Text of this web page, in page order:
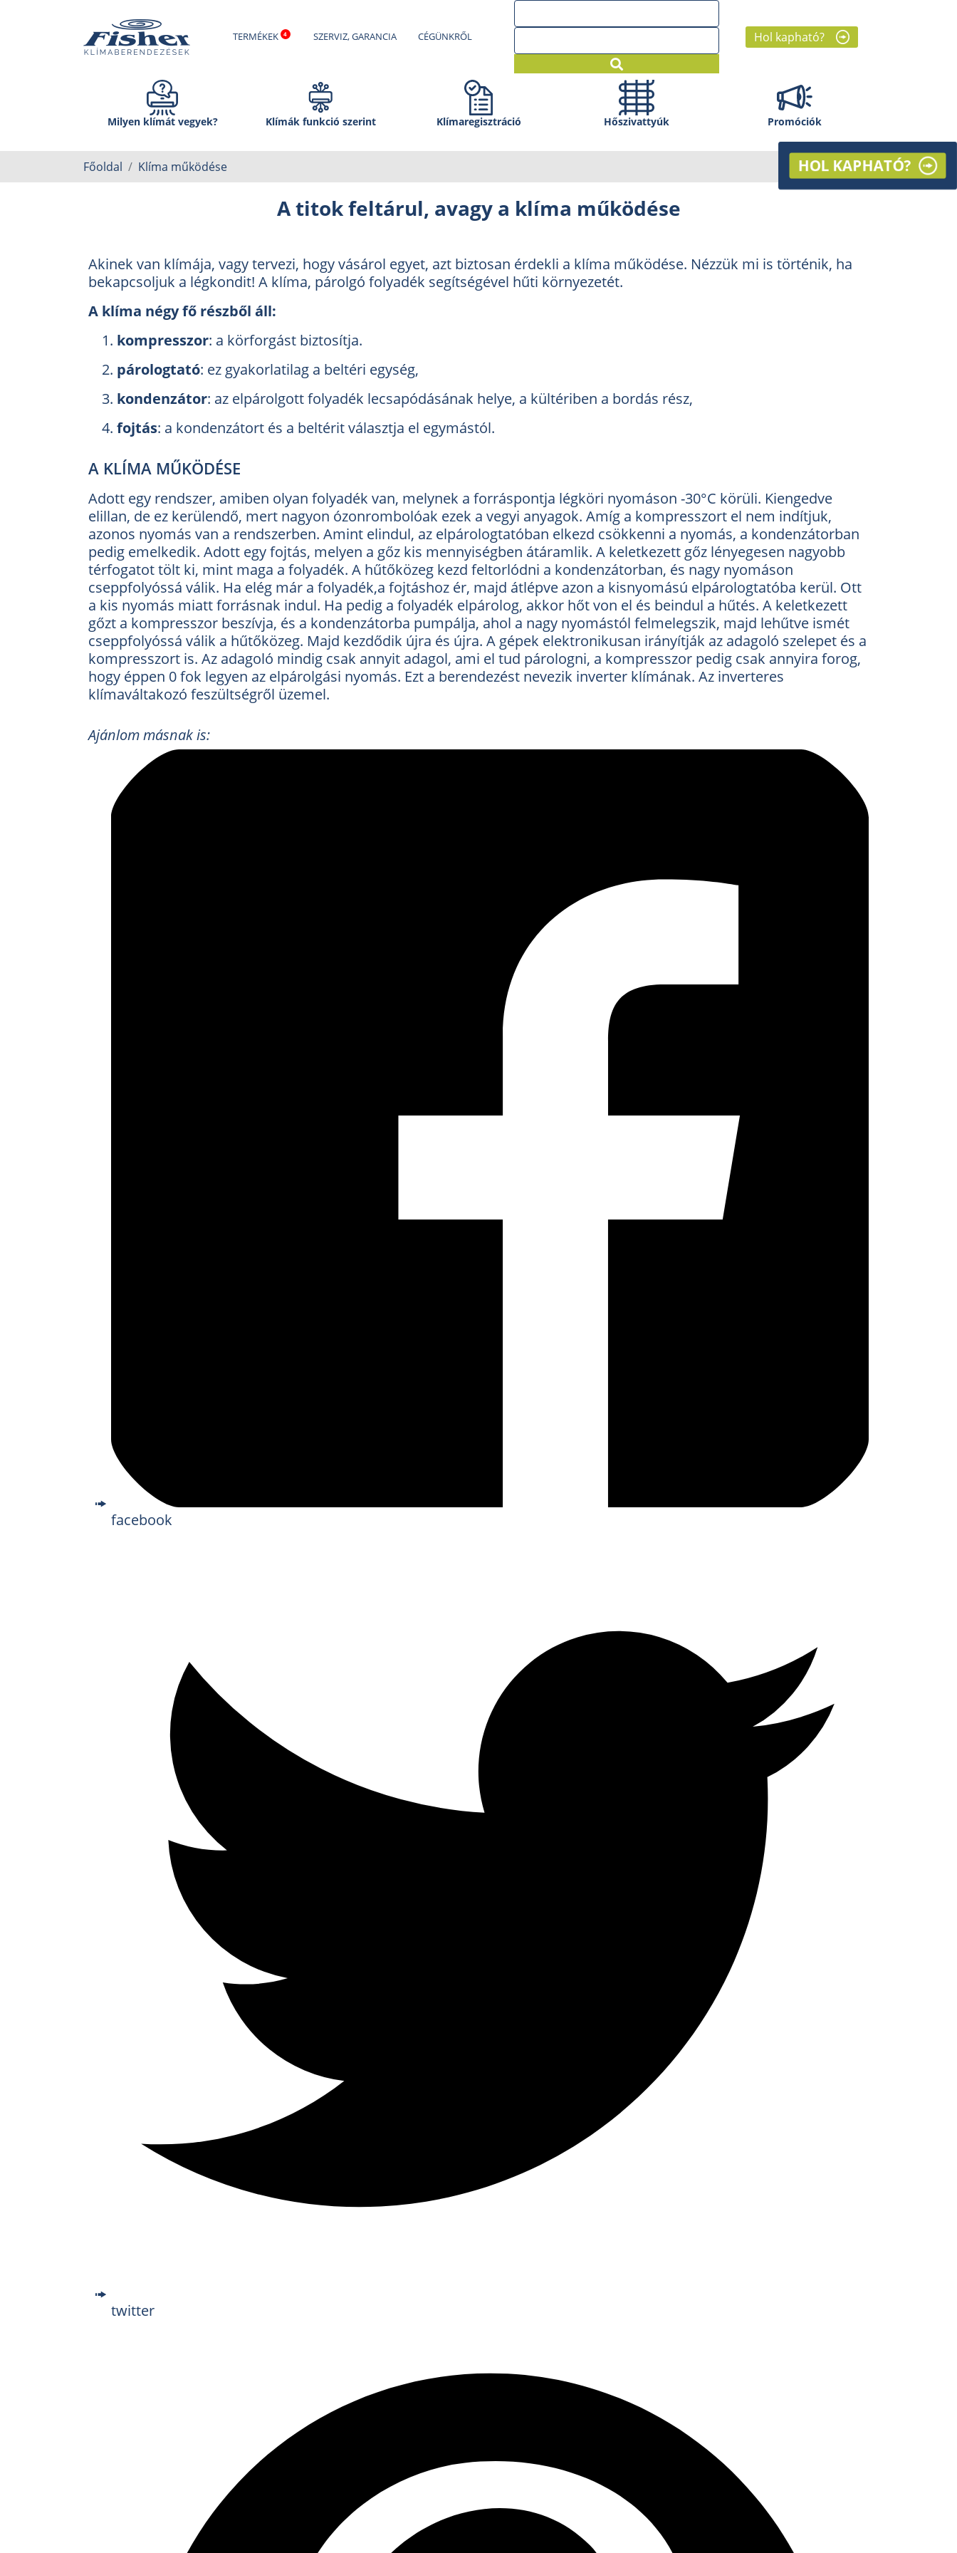
TERMÉKEK SZERVIZ, GARANCIA CÉGÜNKRŐL Hol kapható?
Milyen klímát vegyek? Klímák funkció szerint Klíma­regisztráció Hőszivattyúk Promóciók
Főoldal Klíma működése
A titok feltárul, avagy a klíma működése
Akinek van klímája, vagy tervezi, hogy vásárol egyet, azt biztosan érdekli a klíma működése. Nézzük mi is történik, ha
bekapcsoljuk a légkondit! A klíma, párolgó folyadék segítségével hűti környezetét.
A klíma négy fő részből áll:
kompresszor: a körforgást biztosítja.
párologtató: ez gyakorlatilag a beltéri egység,
kondenzátor: az elpárolgott folyadék lecsapódásának helye, a kültériben a bordás rész,
fojtás: a kondenzátort és a beltérit választja el egymástól.
A KLÍMA MŰKÖDÉSE
Adott egy rendszer, amiben olyan folyadék van, melynek a forráspontja légköri nyomáson -30°C körüli. Kiengedve
elillan, de ez kerülendő, mert nagyon ózonrombolóak ezek a vegyi anyagok. Amíg a kompresszort el nem indítjuk,
azonos nyomás van a rendszerben. Amint elindul, az elpárologtatóban elkezd csökkenni a nyomás, a kondenzátorban
pedig emelkedik. Adott egy fojtás, melyen a gőz kis mennyiségben átáramlik. A keletkezett gőz lényegesen nagyobb
térfogatot tölt ki, mint maga a folyadék. A hűtőközeg kezd feltorlódni a kondenzátorban, és nagy nyomáson
cseppfolyóssá válik. Ha elég már a folyadék,a fojtáshoz ér, majd átlépve azon a kisnyomású elpárologtatóba kerül. Ott
a kis nyomás miatt forrásnak indul. Ha pedig a folyadék elpárolog, akkor hőt von el és beindul a hűtés. A keletkezett
gőzt a kompresszor beszívja, és a kondenzátorba pumpálja, ahol a nagy nyomástól felmelegszik, majd lehűtve ismét
cseppfolyóssá válik a hűtőközeg. Majd kezdődik újra és újra. A gépek elektronikusan irányítják az adagoló szelepet és a
kompresszort is. Az adagoló mindig csak annyit adagol, ami el tud párologni, a kompresszor pedig csak annyira forog,
hogy éppen 0 fok legyen az elpárolgási nyomás. Ezt a berendezést nevezik inverter klímának. Az inverteres
klímaváltakozó feszültségről üzemel.
Ajánlom másnak is:
facebook
twitter
HOL KAPHATÓ?